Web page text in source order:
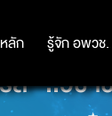
ก รู้จัก อพวช.
ลัก รู้จัก อพวช.
ส” ..วิช